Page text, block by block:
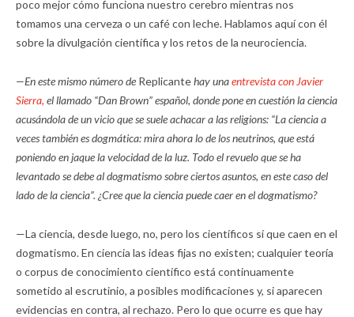
poco mejor cómo funciona nuestro cerebro mientras nos
tomamos una cerveza o un café con leche. Hablamos aquí con él
sobre la divulgación científica y los retos de la neurociencia.
—En este mismo número de Replicantehay unaentrevista con Javier
Sierra, el llamado “Dan Brown” español, donde pone en cuestión la ciencia
acusándola de un vicio que se suele achacar a las religions: “La ciencia a
veces también es dogmática: mira ahora lo de los neutrinos, que está
poniendo en jaque la velocidad de la luz. Todo el revuelo que se ha
levantado se debe al dogmatismo sobre ciertos asuntos, en este caso del
lado de la ciencia”. ¿Cree que la ciencia puede caer en el dogmatismo?
—La ciencia, desde luego, no, pero los científicos sí que caen en el
dogmatismo. En ciencia las ideas fijas no existen; cualquier teoría
o corpus de conocimiento científico está continuamente
sometido al escrutinio, a posibles modificaciones y, si aparecen
evidencias en contra, al rechazo. Pero lo que ocurre es que hay